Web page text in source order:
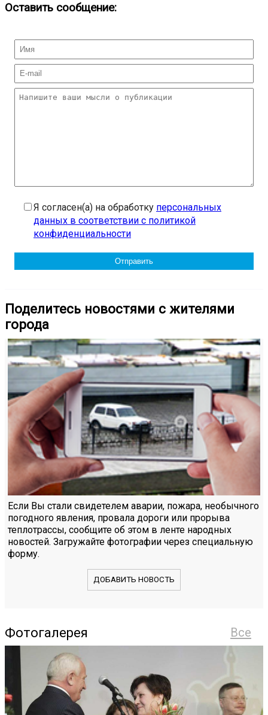
Оставить сообщение:
Я согласен(а) на обработку персональных
данных в соответствии с политикой
конфиденциальности
Поделитесь новостями с жителями
города
Если Вы стали свидетелем аварии, пожара, необычного
погодного явления, провала дороги или прорыва
теплотрассы, сообщите об этом в ленте народных
новостей. Загружайте фотографии через специальную
форму.
ДОБАВИТЬ НОВОСТЬ
Все
Фотогалерея